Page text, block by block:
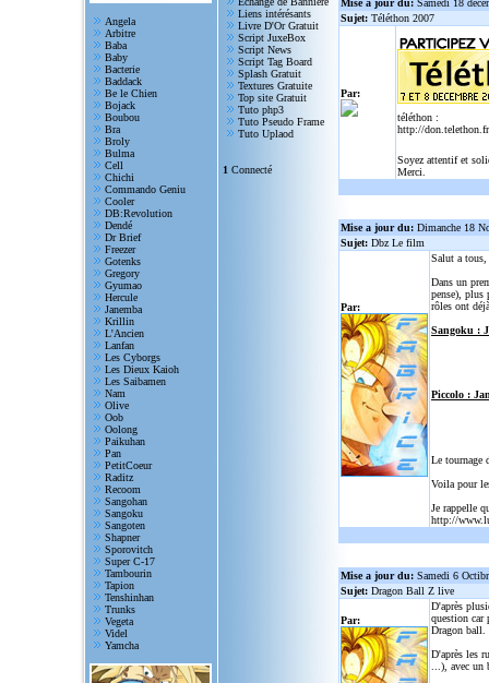
Angela
Arbitre
Baba
Baby
Bacterie
Baddack
Be le Chien
Bojack
Boubou
Bra
Broly
Bulma
Cell
Chichi
Commando Geniu
Cooler
DB:Revolution
Dendé
Dr Brief
Freezer
Gotenks
Gregory
Gyumao
Hercule
Janemba
Krillin
L'Ancien
Lanfan
Les Cyborgs
Les Dieux Kaioh
Les Saibamen
Nam
Olive
Oob
Oolong
Paikuhan
Pan
PetitCoeur
Raditz
Recoom
Sangohan
Sangoku
Sangoten
Shapner
Sporovitch
Super C-17
Tambourin
Tapion
Tenshinhan
Trunks
Vegeta
Videl
Yamcha
Liens intérésants
Livre D'Or Gratuit
Script JuxeBox
Script News
Script Tag Board
Splash Gratuit
Textures Gratuite
Top site Gratuit
Tuto php3
Tuto Pseudo Frame
Tuto Uplaod
1 Connecté
Mise a jour du: Samedi 18
Sujet: Téléthon 2007
Par:
téléthon :
http://
Soyez attentif et
Merci.
Mise a jour du: Dimanche 18
Sujet: Dbz Le film
Par:
Salut a
Dans un
pense), plus
rôles ont
Sangoku :
Piccolo :
Le tournage
Voila pour
Je rappelle
http://
Mise a jour du: Samedi 6
Sujet: Dragon Ball Z live
Par:
D'après
question car
Dragon ball.
D'après les
...), avec